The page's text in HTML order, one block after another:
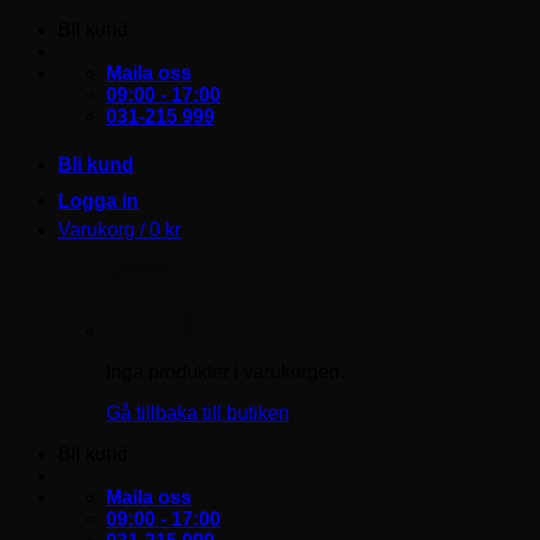
Maila oss
09:00 - 17:00
031-215 999
Bli kund
Logga in
Varukorg /0 kr
Gå tillbaka till butiken
Maila oss
09:00 - 17:00